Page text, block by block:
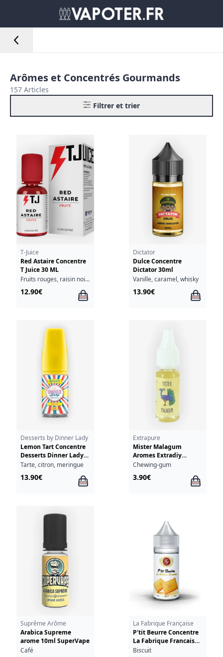
Arômes et Concentrés Gourmands
157 Articles
Filtrer et trier
T-Juice
Red Astaire Concentre
T Juice 30 ML
Fruits rouges, raisin noir, anis, eucalyptus, menthol
12.90€
Dictator
Dulce Concentre
Dictator 30ml
Vanille, caramel, whisky
13.90€
Desserts by Dinner Lady
Lemon Tart Concentre
Desserts Dinner Lady
30ml
Tarte, citron, meringue
13.90€
Extrapure
Mister Malagum
Aromes Extradiy
Extrapure 10ml
Chewing-gum
3.90€
Suprême Arôme
Arabica Supreme
arome 10ml SuperVape
Café
La Fabrique Française
P'tit Beurre Concentre
La Fabrique Francaise
30ml
Biscuit